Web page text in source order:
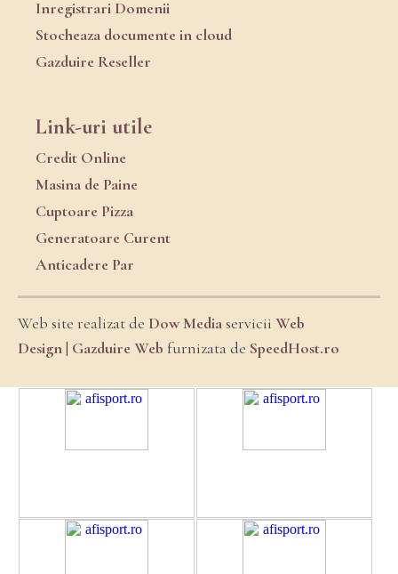
Inregistrari Domenii
Stocheaza documente in cloud
Gazduire Reseller
Link-uri utile
Credit Online
Masina de Paine
Cuptoare Pizza
Generatoare Curent
Anticadere Par
Web site realizat de Dow Mediaservicii Web
Design| Gazduire Web furnizata de SpeedHost.ro